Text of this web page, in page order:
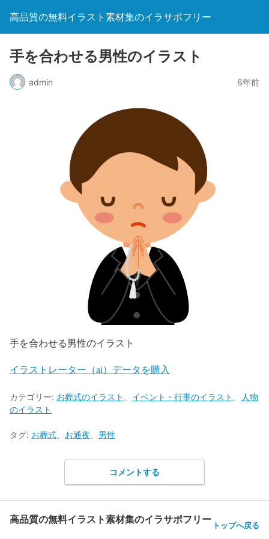
高品質の無料イラスト素材集のイラサポフリー
手を合わせる男性のイラスト
admin 6年前
手を合わせる男性のイラスト
イラストレーター（ai）データを購入
カテゴリー: お葬式のイラスト イベント・行事のイラスト
人物
のイラスト
タグ: お葬式 お通夜 男性
コメントする
高品質の無料イラスト素材集のイラサポフリー トップへ戻る